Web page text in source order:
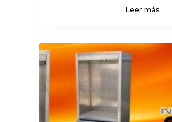
Leer más